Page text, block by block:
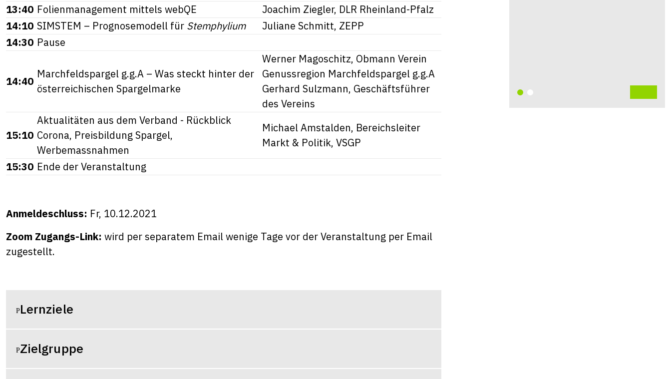
13:40 Folienmanagement mittels webQE
Joachim Ziegler, DLR Rheinland-Pfalz
14:10 SIMSTEM – Prognosemodell für Stemphylium
Juliane Schmitt, ZEPP
14:30 Pause
14:40
Marchfeldspargel g.g.A – Was steckt hinter der
österreichischen Spargelmarke
Werner Magoschitz, Obmann Verein
Genussregion Marchfeldspargel g.g.A
Gerhard Sulzmann, Geschäftsführer
des Vereins
15:10
Aktualitäten aus dem Verband - Rückblick
Corona, Preisbildung Spargel,
Werbemassnahmen
Michael Amstalden, Bereichsleiter
Markt & Politik, VSGP
15:30 Ende der Veranstaltung
Anmeldeschluss: Fr, 10.12.2021
Zoom Zugangs-Link: wird per separatem Email wenige Tage vor der Veranstaltung per Email
zugestellt.
Lernziele
Zielgruppe